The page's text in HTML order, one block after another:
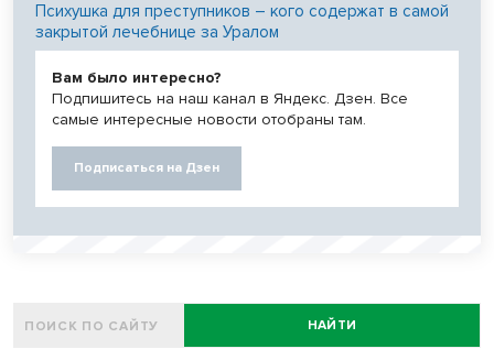
Психушка для преступников – кого содержат в самой
закрытой лечебнице за Уралом
Вам было интересно?
Подпишитесь на наш канал в Яндекс. Дзен. Все
самые интересные новости отобраны там.
Подписаться на Дзен
НАЙТИ